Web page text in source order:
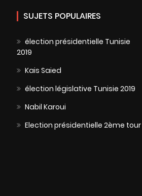
SUJETS POPULAIRES
élection présidentielle Tunisie
2019
Kais Saied
élection législative Tunisie 2019
Nabil Karoui
Election présidentielle 2ème tour